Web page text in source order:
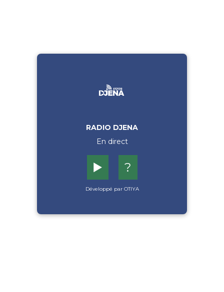
RADIO DJENA
En direct
▶️ ?
Développé par OTIYA